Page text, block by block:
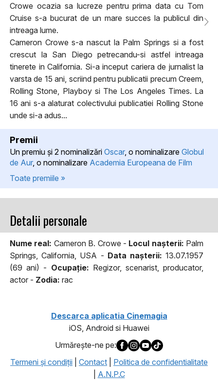
Crowe ocazia sa lucreze pentru prima data cu Tom
Cruise s-a bucurat de un mare succes la publicul din
intreaga lume.
Cameron Crowe s-a nascut la Palm Springs si a fost
crescut la San Diego petrecandu-si astfel intreaga
tinerete in California. Si-a inceput cariera de jurnalist la
varsta de 15 ani, scriind pentru publicatii precum Creem,
Rolling Stone, Playboy si The Los Angeles Times. La
16 ani s-a alaturat colectivului publicatiei Rolling Stone
unde si-a adus...
Premii
Un premiu şi 2 nominalizări Oscar, o nominalizare Globul
de Aur, o nominalizare Academia Europeana de Film
Toate premiile »
Detalii personale
Nume real: Cameron B. Crowe - Locul naşterii: Palm
Springs, California, USA - Data naşterii: 13.07.1957
(69 ani) - Ocupaţie: Regizor, scenarist, producator,
actor - Zodia: rac
Descarca aplicatia Cinemagia
iOS, Android si Huawei
Urmăreşte-ne pe:
Termeni şi condiţii
Contact
Politica de confidentialitate
A.N.P.C